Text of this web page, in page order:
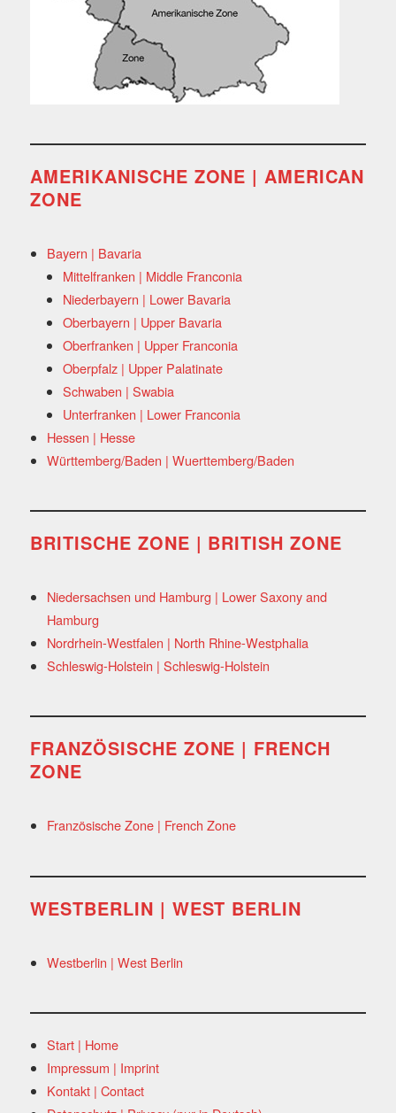
AMERIKANISCHE ZONE | AMERICAN
ZONE
Bayern | Bavaria
Mittelfranken | Middle Franconia
Niederbayern | Lower Bavaria
Oberbayern | Upper Bavaria
Oberfranken | Upper Franconia
Oberpfalz | Upper Palatinate
Schwaben | Swabia
Unterfranken | Lower Franconia
Hessen | Hesse
Württemberg/Baden | Wuerttemberg/Baden
BRITISCHE ZONE | BRITISH ZONE
Niedersachsen und Hamburg | Lower Saxony and
Hamburg
Nordrhein-Westfalen | North Rhine-Westphalia
Schleswig-Holstein | Schleswig-Holstein
FRANZÖSISCHE ZONE | FRENCH
ZONE
Französische Zone | French Zone
WESTBERLIN | WEST BERLIN
Westberlin | West Berlin
Start | Home
Impressum | Imprint
Kontakt | Contact